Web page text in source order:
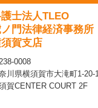
士法人TLEO
門法律経済事務所
賀支店
0008
川県横須賀市大滝町1-20-1
賀CENTER COURT 2F